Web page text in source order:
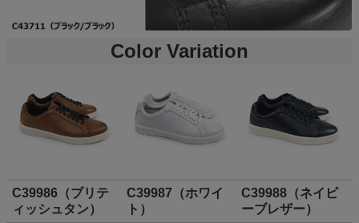
Color Variation
C39986（ブリテ
ィッシュタン）
C39987（ホワイ
ト）
C39988（ネイビ
ーブレザー）